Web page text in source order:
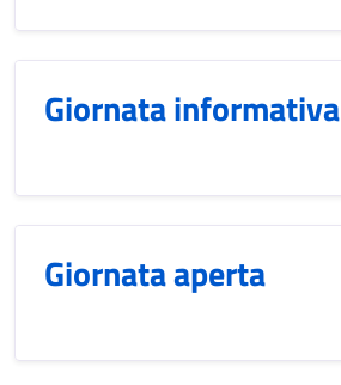
Giornata informativa
Giornata aperta